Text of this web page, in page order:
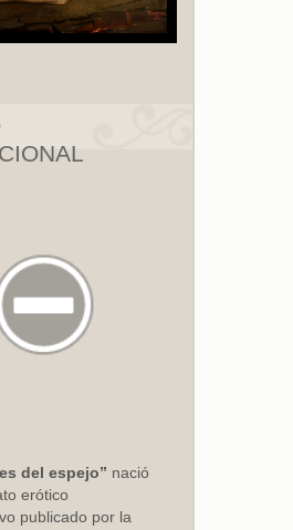
del espejo” nació
erótico
publicado por la